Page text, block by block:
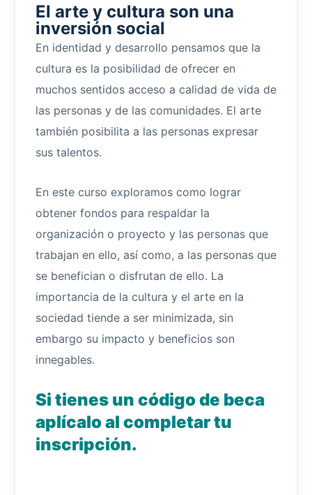
El arte y cultura son una
inversión social
En identidad y desarrollo pensamos que la
cultura es la posibilidad de ofrecer en
muchos sentidos acceso a calidad de vida de
las personas y de las comunidades. El arte
también posibilita a las personas expresar
sus talentos.
En este curso exploramos como lograr
obtener fondos para respaldar la
organización o proyecto y las personas que
trabajan en ello, así como, a las personas que
se benefician o disfrutan de ello. La
importancia de la cultura y el arte en la
sociedad tiende a ser minimizada, sin
embargo su impacto y beneficios son
innegables.
Si tienes un código de beca
aplícalo al completar tu
inscripción.